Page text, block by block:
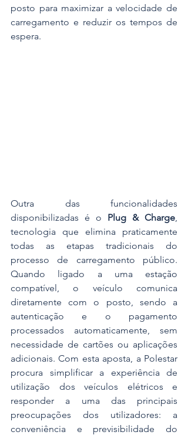
posto para maximizar a velocidade de
carregamento e reduzir os tempos de
espera.
Outra das funcionalidades
disponibilizadas é o Plug & Charge
tecnologia que elimina praticamente
todas as etapas tradicionais do
processo de carregamento público.
Quando ligado a uma estação
compatível, o veículo comunica
diretamente com o posto, sendo a
autenticação e o pagamento
processados automaticamente, sem
necessidade de cartões ou aplicações
adicionais. Com esta aposta, a Polestar
procura simplificar a experiência de
utilização dos veículos elétricos e
responder a uma das principais
preocupações dos utilizadores: a
conveniência e previsibilidade do